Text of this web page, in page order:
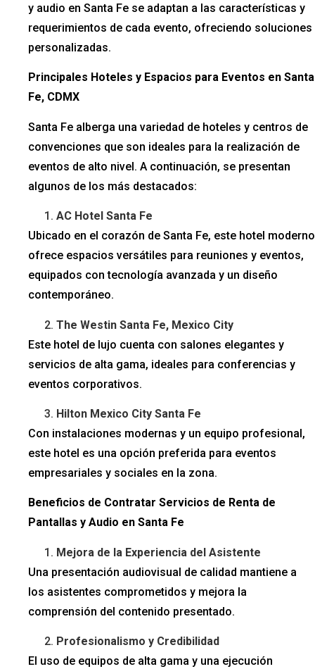
y audio en Santa Fe se adaptan a las características y
requerimientos de cada evento, ofreciendo soluciones
personalizadas.
Principales Hoteles y Espacios para Eventos en Santa
Fe, CDMX
Santa Fe alberga una variedad de hoteles y centros de
convenciones que son ideales para la realización de
eventos de alto nivel. A continuación, se presentan
algunos de los más destacados:
AC Hotel Santa Fe
Ubicado en el corazón de Santa Fe, este hotel moderno
ofrece espacios versátiles para reuniones y eventos,
equipados con tecnología avanzada y un diseño
contemporáneo.
The Westin Santa Fe, Mexico City
Este hotel de lujo cuenta con salones elegantes y
servicios de alta gama, ideales para conferencias y
eventos corporativos.
Hilton Mexico City Santa Fe
Con instalaciones modernas y un equipo profesional,
este hotel es una opción preferida para eventos
empresariales y sociales en la zona.
Beneficios de Contratar Servicios de Renta de
Pantallas y Audio en Santa Fe
Mejora de la Experiencia del Asistente
Una presentación audiovisual de calidad mantiene a
los asistentes comprometidos y mejora la
comprensión del contenido presentado.
Profesionalismo y Credibilidad
El uso de equipos de alta gama y una ejecución